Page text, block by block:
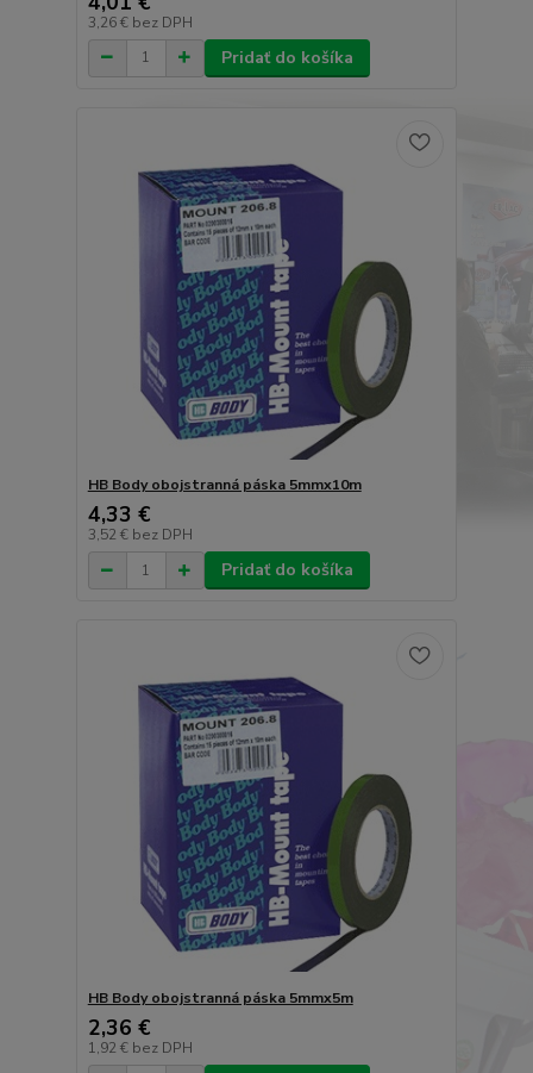
3,26 € bez DPH
Pridať do košíka
HB Body obojstranná páska 5mmx10m
4,33 €
3,52 € bez DPH
Pridať do košíka
HB Body obojstranná páska 5mmx5m
2,36 €
1,92 € bez DPH